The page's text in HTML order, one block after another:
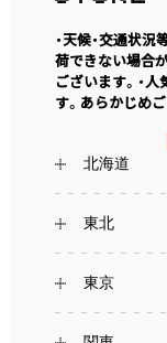
・天候・交通状
荷できない場合
ございます。・
す。あらかじめ
北海道
東北
東京